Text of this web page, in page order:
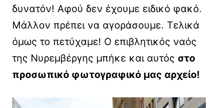
δυνατόν! Αφού δεν έχουμε ειδικό φακό.
Μάλλον πρέπει να αγοράσουμε. Τελικά
όμως το πετύχαμε! Ο επιβλητικός ναός
της Νυρεμβέργης μπήκε και αυτός στο
προσωπικό φωτογραφικό μας αρχείο!